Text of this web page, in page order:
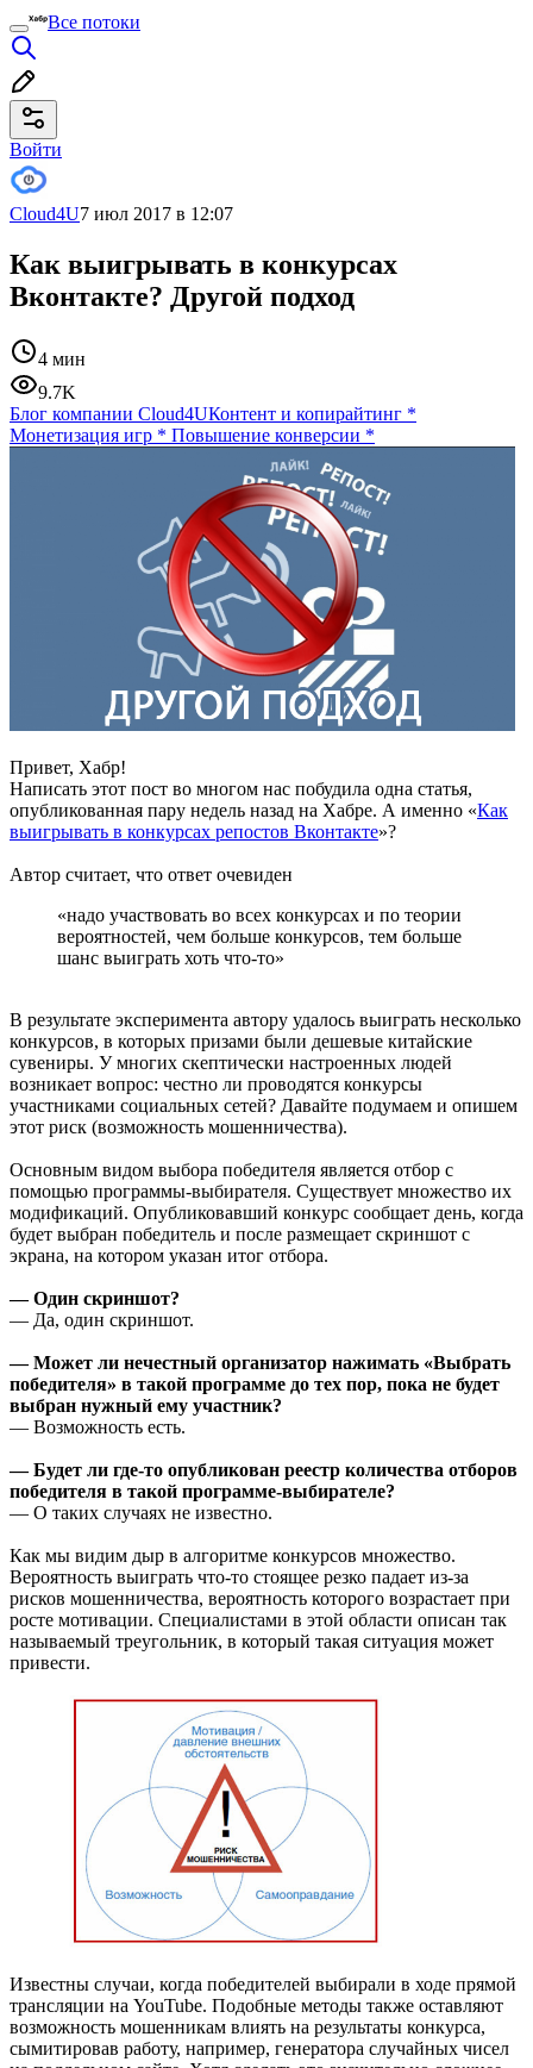
Все потоки
Войти
Cloud4U7 июл 2017 в 12:07
Как выигрывать в конкурсах
Вконтакте? Другой подход
4 мин
9.7K
Блог компании Cloud4UКонтент и копирайтинг *
Монетизация игр * Повышение конверсии *
Привет, Хабр!
Написать этот пост во многом нас побудила одна статья,
опубликованная пару недель назад на Хабре. А именно «Как
выигрывать в конкурсах репостов Вконтакте»?
Автор считает, что ответ очевиден
«надо участвовать во всех конкурсах и по теории
вероятностей, чем больше конкурсов, тем больше
шанс выиграть хоть что-то»
В результате эксперимента автору удалось выиграть несколько
конкурсов, в которых призами были дешевые китайские
сувениры. У многих скептически настроенных людей
возникает вопрос: честно ли проводятся конкурсы
участниками социальных сетей? Давайте подумаем и опишем
этот риск (возможность мошенничества).
Основным видом выбора победителя является отбор с
помощью программы-выбирателя. Существует множество их
модификаций. Опубликовавший конкурс сообщает день, когда
будет выбран победитель и после размещает скриншот с
экрана, на котором указан итог отбора.
— Один скриншот?
— Да, один скриншот.
— Может ли нечестный организатор нажимать «Выбрать
победителя» в такой программе до тех пор, пока не будет
выбран нужный ему участник?
— Возможность есть.
— Будет ли где-то опубликован реестр количества отборов
победителя в такой программе-выбирателе?
— О таких случаях не известно.
Как мы видим дыр в алгоритме конкурсов множество.
Вероятность выиграть что-то стоящее резко падает из-за
рисков мошенничества, вероятность которого возрастает при
росте мотивации. Специалистами в этой области описан так
называемый треугольник, в который такая ситуация может
привести.
Известны случаи, когда победителей выбирали в ходе прямой
трансляции на YouTube. Подобные методы также оставляют
возможность мошенникам влиять на результаты конкурса,
сымитировав работу, например, генератора случайных чисел